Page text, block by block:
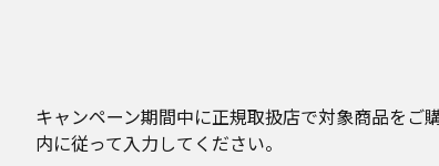
キャンペーン期間中に正規取扱店で対象商品をご
内に従って入力してください。